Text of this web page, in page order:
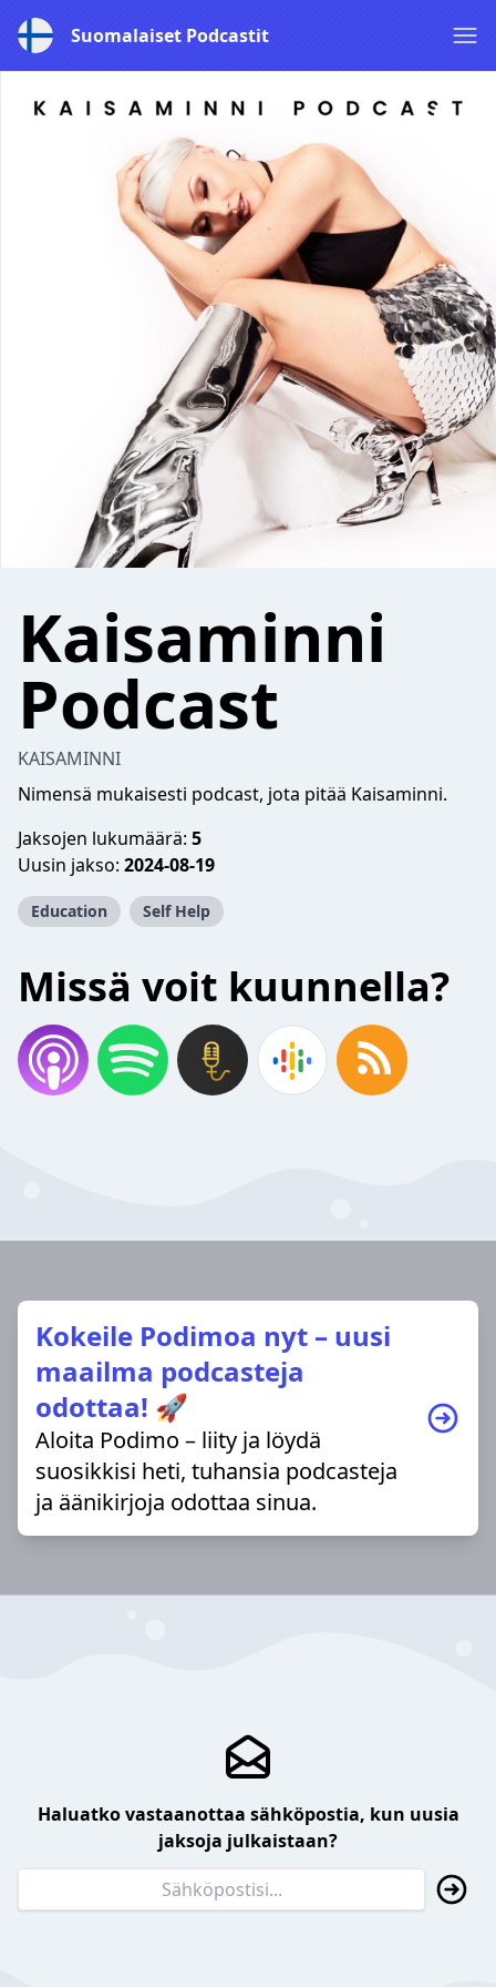
Suomalaiset Podcastit
Kaisaminni
Podcast
KAISAMINNI
Nimensä mukaisesti podcast, jota pitää Kaisaminni.
Jaksojen lukumäärä: 5
Uusin jakso: 2024-08-19
Education Self Help
Missä voit kuunnella?
Kokeile Podimoa nyt – uusi
maailma podcasteja
odottaa! 🚀
Aloita Podimo – liity ja löydä
suosikkisi heti, tuhansia podcasteja
ja äänikirjoja odottaa sinua.
Haluatko vastaanottaa sähköpostia, kun uusia
jaksoja julkaistaan?